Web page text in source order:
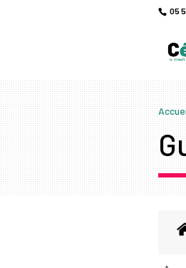
05